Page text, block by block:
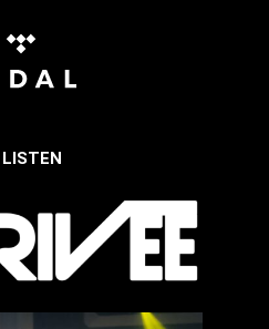
LISTEN